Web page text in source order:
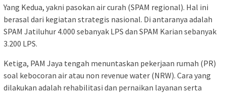
Yang Kedua, yakni pasokan air curah (SPAM regional). Hal ini
berasal dari kegiatan strategis nasional. Di antaranya adalah
SPAM Jatiluhur 4.000 sebanyak LPS dan SPAM Karian sebanyak
3.200 LPS.
Ketiga, PAM Jaya tengah menuntaskan pekerjaan rumah (PR)
soal kebocoran air atau non revenue water (NRW). Cara yang
dilakukan adalah rehabilitasi dan pernaikan layanan serta